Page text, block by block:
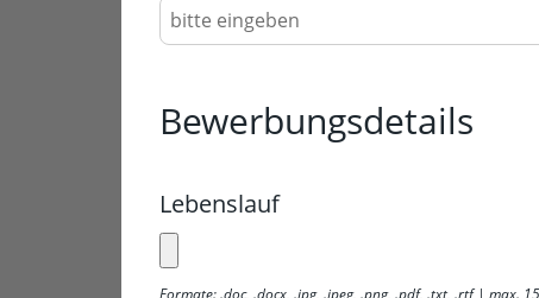
Bewerbungsdetails
Lebenslauf
Formate: .doc, .docx, .jpg, .jpeg, .png, .pdf, .txt, .rtf | max.